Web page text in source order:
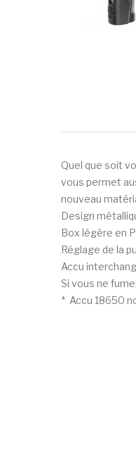
Quel que soit
vous permet
nouveau
Design
Box légère en
Réglage de la
Accu
Si vous ne
* Accu 18650